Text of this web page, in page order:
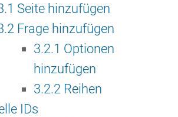
Seite hinzufügen
Frage hinzufügen
3.2.1 Optionen
hinzufügen
3.2.2 Reihen
IDs